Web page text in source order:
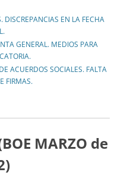
EN LA FECHA
GENERAL. MEDIOS PARA
ACUERDOS SOCIALES. FALTA
FIRMAS.
MARZO de